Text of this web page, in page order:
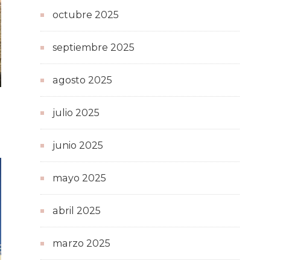
octubre 2025
septiembre 2025
agosto 2025
julio 2025
junio 2025
mayo 2025
abril 2025
marzo 2025